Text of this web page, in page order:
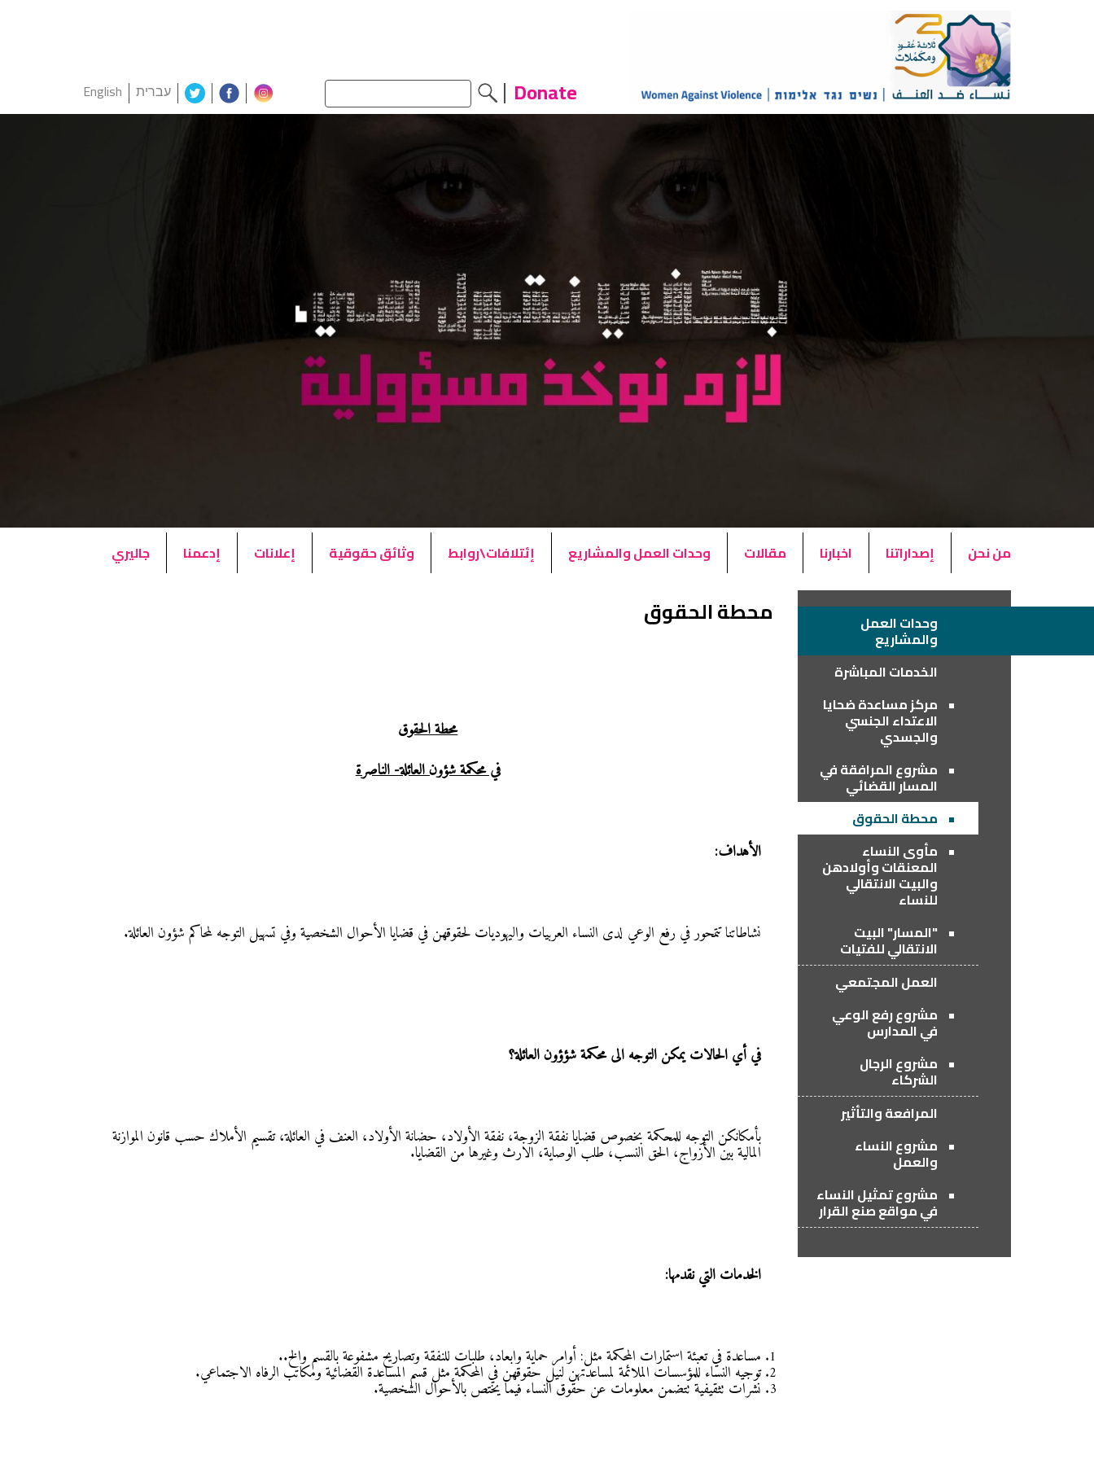
Donate עברית English
من نحن إصداراتنا اخبارنا مقالات وحدات العمل والمشاريع إئتلافات\روابط وثائق حقوقية إعلانات إدعمنا جاليري
وحدات العمل
والمشاريع
الخدمات المباشرة
مركز مساعدة ضحايا
الاعتداء الجنسي
والجسدي
مشروع المرافقة في
المسار القضائي
محطة الحقوق
مأوى النساء
المعنقات وأولادهن
والبيت الانتقالي
للنساء
"المسار" البيت
الانتقالي للفتيات
العمل المجتمعي
مشروع رفع الوعي
في المدارس
مشروع الرجال
الشركاء
المرافعة والتأثير
مشروع النساء
والعمل
مشروع تمثيل النساء
في مواقع صنع القرار
محطة الحقوق
محطة الحقوق
في محكمة شؤون العائلة- الناصرة
الأهداف:
نشاطاتنا تتمحور في رفع الوعي لدى النساء العربيات واليهوديات لحقوقهن في قضايا الأحوال الشخصية وفي تسهيل التوجه لمحاكم شؤون العائلة.
في أي الحالات يمكن التوجه الى محكمة شؤؤون العائلة؟
بأمكانكن التوجه للمحكمة بخصوص قضايا نفقة الزوجة، نفقة الأولاد، حضانة الأولاد، العنف في العائلة، تقسيم الأملاك حسب قانون الموازنة
المالية بين الأزواج، الحق النسب، طلب الوصاية، الارث وغيرها من القضايا.
الخدمات التي نقدمها:
مساعدة في تعبئة استمارات المحكمة مثل: أوامر حماية وابعاد، طلبات للنفقة وتصاريح مشفوعة بالقسم والخ..
توجيه النساء للمؤسسات الملائمة لمساعدتهن لنيل حقوقهن في المحكمة مثل قسم المساعدة القضائية ومكاتب الرفاه الاجتماعي.
نشرات تثقيفية تتضمن معلومات عن حقوق النساء فيما يختص بالأحوال الشخصية.